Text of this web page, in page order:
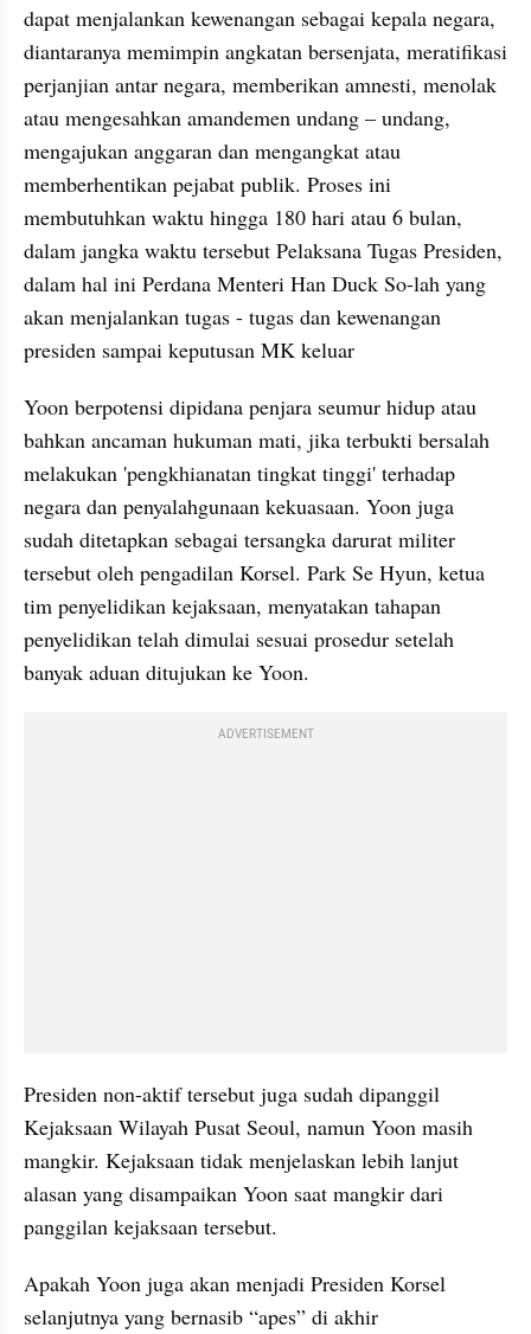
dapat menjalankan kewenangan sebagai kepala negara,
diantaranya memimpin angkatan bersenjata, meratifikasi
perjanjian antar negara, memberikan amnesti, menolak
atau mengesahkan amandemen undang – undang,
mengajukan anggaran dan mengangkat atau
memberhentikan pejabat publik. Proses ini
membutuhkan waktu hingga 180 hari atau 6 bulan,
dalam jangka waktu tersebut Pelaksana Tugas Presiden,
dalam hal ini Perdana Menteri Han Duck So-lah yang
akan menjalankan tugas - tugas dan kewenangan
presiden sampai keputusan MK keluar
Yoon berpotensi dipidana penjara seumur hidup atau
bahkan ancaman hukuman mati, jika terbukti bersalah
melakukan 'pengkhianatan tingkat tinggi' terhadap
negara dan penyalahgunaan kekuasaan. Yoon juga
sudah ditetapkan sebagai tersangka darurat militer
tersebut oleh pengadilan Korsel. Park Se Hyun, ketua
tim penyelidikan kejaksaan, menyatakan tahapan
penyelidikan telah dimulai sesuai prosedur setelah
banyak aduan ditujukan ke Yoon.
ADVERTISEMENT
Presiden non-aktif tersebut juga sudah dipanggil
Kejaksaan Wilayah Pusat Seoul, namun Yoon masih
mangkir. Kejaksaan tidak menjelaskan lebih lanjut
alasan yang disampaikan Yoon saat mangkir dari
panggilan kejaksaan tersebut.
Apakah Yoon juga akan menjadi Presiden Korsel
selanjutnya yang bernasib “apes” di akhir